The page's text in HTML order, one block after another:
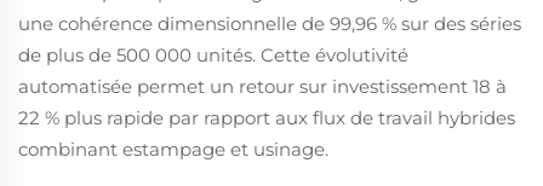
une cohérence dimensionnelle de 99,96 % sur des séries
de plus de 500 000 unités. Cette évolutivité
automatisée permet un retour sur investissement 18 à
22 % plus rapide par rapport aux flux de travail hybrides
combinant estampage et usinage.